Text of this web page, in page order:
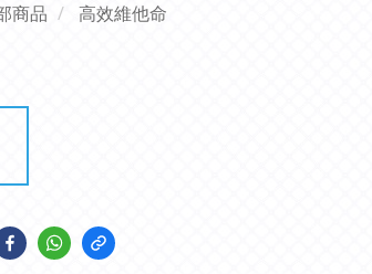
商品 高效維他命